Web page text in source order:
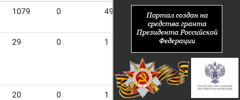
1079 0 49 1068
29 0 1 29
20 0 1 20